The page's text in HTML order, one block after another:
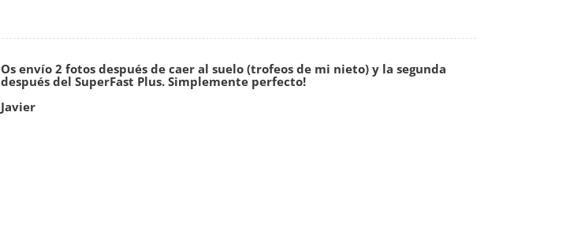
Os envío 2 fotos después de caer al suelo (trofeos de mi nieto) y la segunda
después del SuperFast Plus. Simplemente perfecto!
Javier